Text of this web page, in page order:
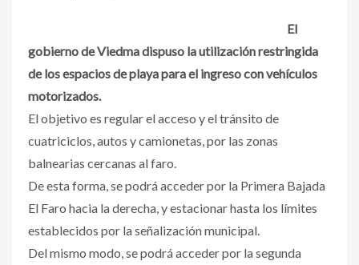
El
gobierno de Viedma dispuso la utilización restringida
de los espacios de playa para el ingreso con vehículos
motorizados.
El objetivo es regular el acceso y el tránsito de
cuatriciclos, autos y camionetas, por las zonas
balnearias cercanas al faro.
De esta forma, se podrá acceder por la Primera Bajada
El Faro hacia la derecha, y estacionar hasta los límites
establecidos por la señalización municipal.
Del mismo modo, se podrá acceder por la segunda